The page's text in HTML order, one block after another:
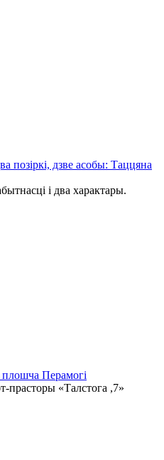
позіркі, дзве асобы: Таццяна
і два характары.
плошча Перамогі
прасторы «Талстога ,7»